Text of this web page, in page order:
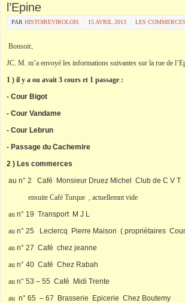
l’Epine
PAR HISTOIREVIROLOIS 15 AVRIL 2013 LES COMMERCES
Bonsoir,
JC. M. m’a envoyé les informations suivantes sur la rue de
1 ) il y a ou avait 3 cours et 1 passage :
- Cour Bigot
- Cour Vandame
- Cour Lebrun
- Passage du Cachemire
2 ) Les commerces
au n° 2 Café Monsieur Druez Michel Club de C V T
ensuite Café Turque , actuellemnt vide
au n° 19 Transport M J L
au n° 25 Leclercq Pierre Maison ( propriétaires
au n° 27 Café chez jeanne
au n° 40 Café Chez Rabah
au n° 53 – 55 Café Midi Trente
au n° 65 – 67 Brasserie Epicerie Chez Boutemy